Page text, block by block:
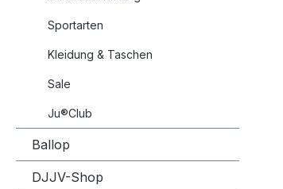
Sportarten
Kleidung & Taschen
Sale
Ju®Club
Ballop
DJJV-Shop